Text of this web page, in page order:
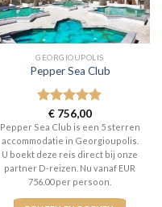
GEORGIOUPOLIS
Pepper Sea Club
Gewaardeerd
5uit 5
€756,00
Pepper Sea Club is een 5 sterren
accommodatie in Georgioupolis.
U boekt deze reis direct bij onze
partner D-reizen. Nu vanaf EUR
756.00 per persoon.